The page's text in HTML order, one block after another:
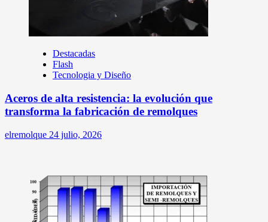
Destacadas
Flash
Tecnologia y Diseño
Aceros de alta resistencia: la evolución que
transforma la fabricación de remolques
elremolque 24 julio, 2026